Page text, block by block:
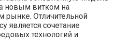
новым витком на
рынке. Отличительной
является сочетание
технологий и